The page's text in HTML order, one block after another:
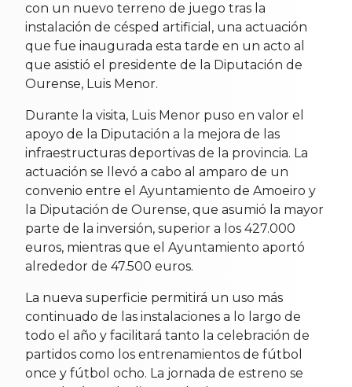
con un nuevo terreno de juego tras la
instalación de césped artificial, una actuación
que fue inaugurada esta tarde en un acto al
que asistió el presidente de la Diputación de
Ourense, Luis Menor.
Durante la visita, Luis Menor puso en valor el
apoyo de la Diputación a la mejora de las
infraestructuras deportivas de la provincia. La
actuación se llevó a cabo al amparo de un
convenio entre el Ayuntamiento de Amoeiro y
la Diputación de Ourense, que asumió la mayor
parte de la inversión, superior a los 427.000
euros, mientras que el Ayuntamiento aportó
alrededor de 47.500 euros.
La nueva superficie permitirá un uso más
continuado de las instalaciones a lo largo de
todo el año y facilitará tanto la celebración de
partidos como los entrenamientos de fútbol
once y fútbol ocho. La jornada de estreno se